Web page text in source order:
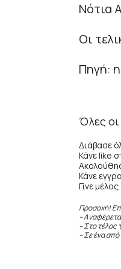
Νότια
Οι
Πηγή:
Όλες οι
Διάβασε
Κάνε like
Κάνε
Γίνε
Προσοχή!
–
– Στο
– Σε ένα